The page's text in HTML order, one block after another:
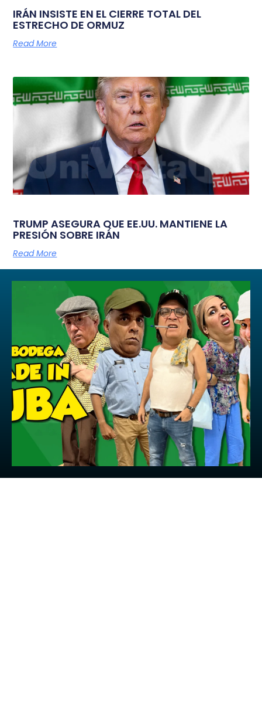
IRÁN INSISTE EN EL CIERRE TOTAL DEL
ESTRECHO DE ORMUZ
Read More
TRUMP ASEGURA QUE EE.UU. MANTIENE LA
PRESIÓN SOBRE IRÁN
Read More